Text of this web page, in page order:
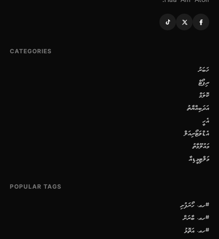
CATEGORIES
ޚަބަރު
ރިޕޯޓް
ކޮލަމް
އަދަބިއްޔާތު
އެހީ
އެޑްވަޓޯރިއަލް
މައުލޫމާތު
މަލްޓިމީޑިއާ
POPULAR TAGS
#ހއ. ހޯރަފުށި
#ހއ. ބާރަށް
#ހއ. އަތޮޅު